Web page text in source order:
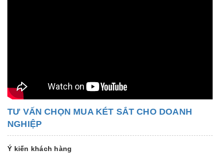
TƯ VẤN CHỌN MUA KÉT SẮT CHO DOANH
NGHIỆP
Ý kiến khách hàng